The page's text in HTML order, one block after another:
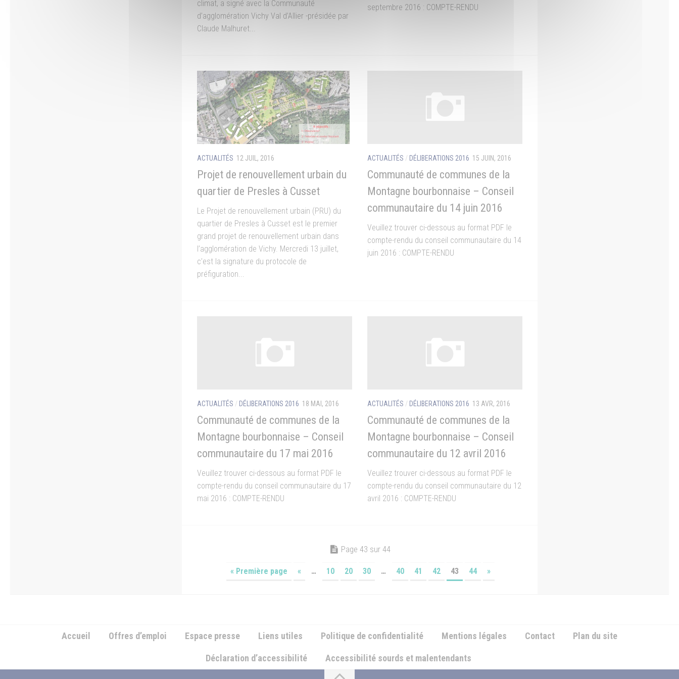
climat, a signé avec la Communauté
d’agglomération Vichy Val d’Allier -présidée par
Claude Malhuret...
septembre 2016 : COMPTE-RENDU
ACTUALITÉS 12 JUIL, 2016
Projet de renouvellement urbain du
quartier de Presles à Cusset
Le Projet de renouvellement urbain (PRU) du
quartier de Presles à Cusset est le premier
grand projet de renouvellement urbain dans
l’agglomération de Vichy. Mercredi 13 juillet,
c’est la signature du protocole de
préfiguration...
ACTUALITÉS / DÉLIBERATIONS 2016 15 JUIN, 2016
Communauté de communes de la
Montagne bourbonnaise – Conseil
communautaire du 14 juin 2016
Veuillez trouver ci-dessous au format PDF le
compte-rendu du conseil communautaire du 14
juin 2016 : COMPTE-RENDU
ACTUALITÉS / DÉLIBERATIONS 2016 18 MAI, 2016
Communauté de communes de la
Montagne bourbonnaise – Conseil
communautaire du 17 mai 2016
Veuillez trouver ci-dessous au format PDF le
compte-rendu du conseil communautaire du 17
mai 2016 : COMPTE-RENDU
ACTUALITÉS / DÉLIBERATIONS 2016 13 AVR, 2016
Communauté de communes de la
Montagne bourbonnaise – Conseil
communautaire du 12 avril 2016
Veuillez trouver ci-dessous au format PDF le
compte-rendu du conseil communautaire du 12
avril 2016 : COMPTE-RENDU
Page 43 sur 44
« Première page « … 10 20 30 … 40 41 42 43 44 »
Accueil Offres d’emploi Espace presse Liens utiles Politique de confidentialité Mentions légales Contact Plan du site
Déclaration d’accessibilité Accessibilité sourds et malentendants